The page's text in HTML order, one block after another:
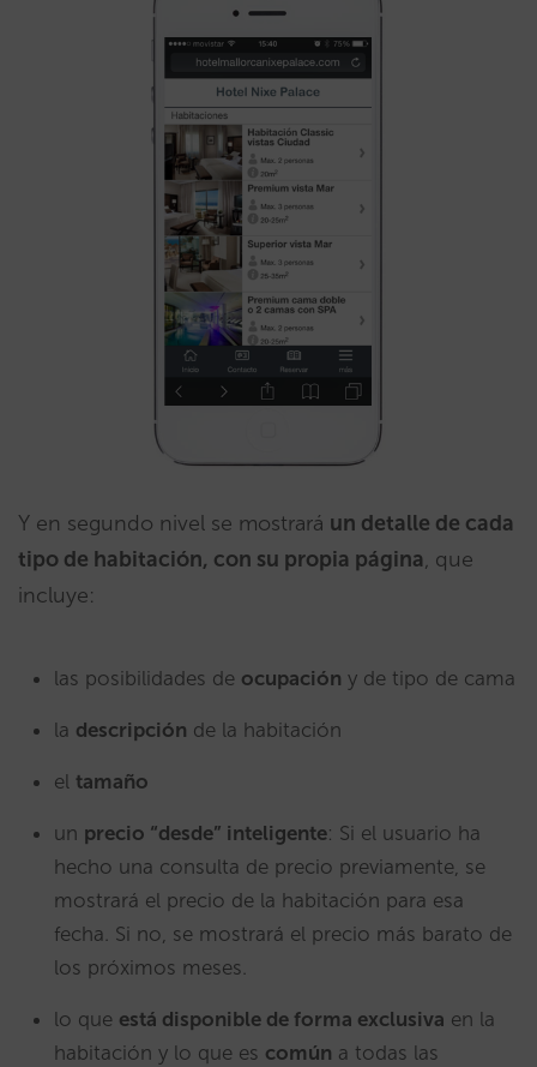
Y en segundo nivel se mostrará un detalle de cada
tipo de habitación, con su propia página, que
incluye:
las posibilidades de ocupación y de tipo de cama
la descripción de la habitación
el tamaño
un precio “desde” inteligente: Si el usuario ha
hecho una consulta de precio previamente, se
mostrará el precio de la habitación para esa
fecha. Si no, se mostrará el precio más barato de
los próximos meses.
lo que está disponible de forma exclusiva en la
habitación y lo que es común a todas las